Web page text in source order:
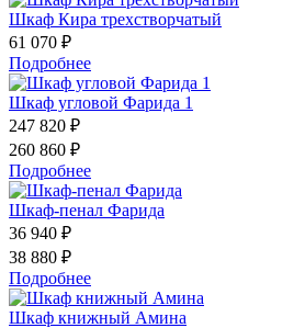
Шкаф Кира трехстворчатый
61 070 ₽
Подробнее
Шкаф угловой Фарида 1
247 820 ₽
260 860 ₽
Подробнее
Шкаф-пенал Фарида
36 940 ₽
38 880 ₽
Подробнее
Шкаф книжный Амина